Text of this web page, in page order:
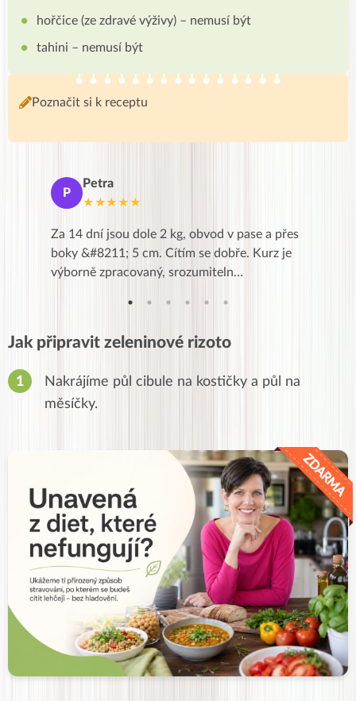
hořčice (ze zdravé výživy) – nemusí být
tahini – nemusí být
Poznačit si k receptu
P
Petra
★★★★★
Za 14 dní jsou dole 2 kg, obvod v pase a přes
boky &#8211; 5 cm. Cítím se dobře. Kurz je
výborně zpracovaný, srozumiteln…
Jak připravit zeleninové rizoto
Nakrájíme půl cibule na kostičky a půl na
měsíčky.